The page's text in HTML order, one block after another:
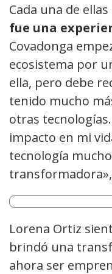
Cada una de
fue una
Covadonga
ecosistema por
ella, pero debe
tenido mucho
otras
impacto en mi
tecnología
Lorena Ortiz
brindó una
ahora ser